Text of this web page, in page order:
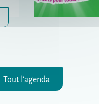
Tout l'agenda